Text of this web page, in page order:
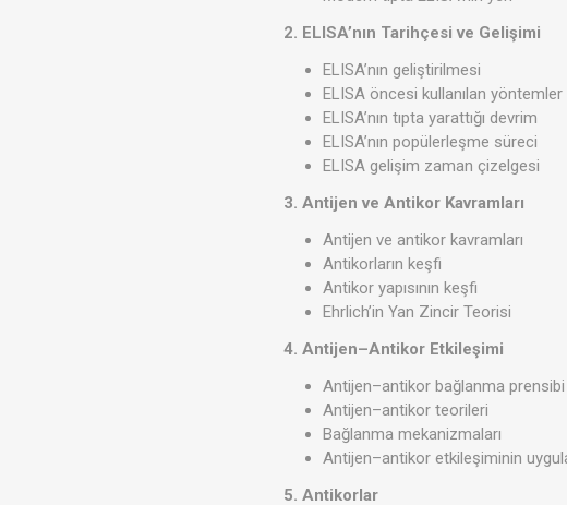
2. ELISA’nın Tarihçesi ve Gelişimi
ELISA’nın geliştirilmesi
ELISA öncesi kullanılan
ELISA’nın tıpta yarattığı devrim
ELISA’nın popülerleşme süreci
ELISA gelişim zaman çizelgesi
3. Antijen ve Antikor Kavramları
Antijen ve antikor kavramları
Antikorların keşfi
Antikor yapısının keşfi
Ehrlich’in Yan Zincir Teorisi
4. Antijen–Antikor Etkileşimi
Antijen–antikor bağlanma prensibi
Antijen–antikor teorileri
Bağlanma mekanizmaları
Antijen–antikor etkileşiminin
5. Antikorlar